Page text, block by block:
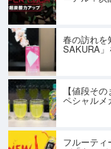
春の訪れを
SAKURA
【値段そ
ペシャルメ
フルーティ